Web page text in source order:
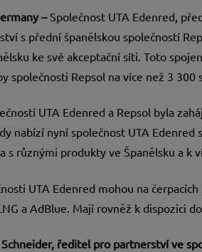
– Společnost UTA Edenred ,
s přední španělskou společností
ke své akceptační síti. Toto
společnosti Repsol na více než 3 300
UTA Edenred a Repsol byla
nabízí nyní společnost UTA
s různými produkty ve Španělsku a k
UTA Edenred mohou na
a AdBlue. Mají rovněž k dispozici
ředitel pro partnerství ve